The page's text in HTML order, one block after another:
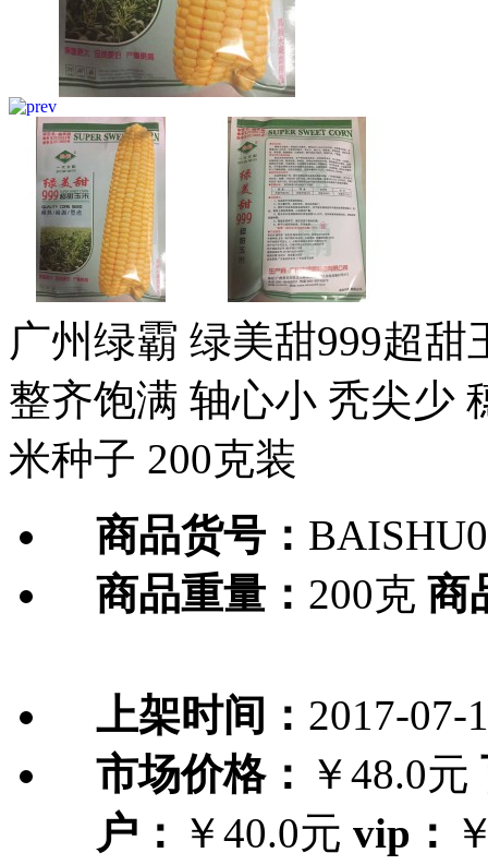
广州绿霸 绿美甜999超
整齐饱满 轴心小 秃尖少
米种子 200克装
商品货号：
商品重量： 200克 商
上架时间： 2017-07-
市场价格： ￥48.0元
户： ￥40.0元 vip：